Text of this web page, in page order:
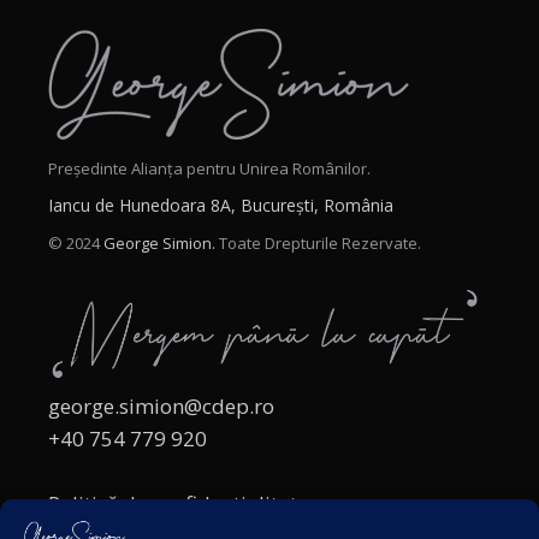
Președinte Alianța pentru Unirea Românilor.
Iancu de Hunedoara 8A, București, România
© 2024George Simion. Toate Drepturile Rezervate.
george.simion@cdep.ro
+40 754 779 920
Politică de confidențialitate